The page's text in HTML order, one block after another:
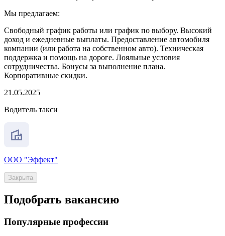
Мы предлагаем:
Свободный график работы или график по выбору. Высокий
доход и ежедневные выплаты. Предоставление автомобиля
компании (или работа на собственном авто). Техническая
поддержка и помощь на дороге. Лояльные условия
сотрудничества. Бонусы за выполнение плана.
Корпоративные скидки.
21.05.2025
Водитель такси
ООО "Эффект"
Закрыта
Подобрать вакансию
Популярные профессии